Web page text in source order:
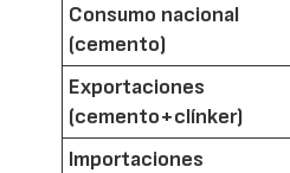
Consumo nacional
(cemento)
Exportaciones
(cemento+clínker)
Importaciones